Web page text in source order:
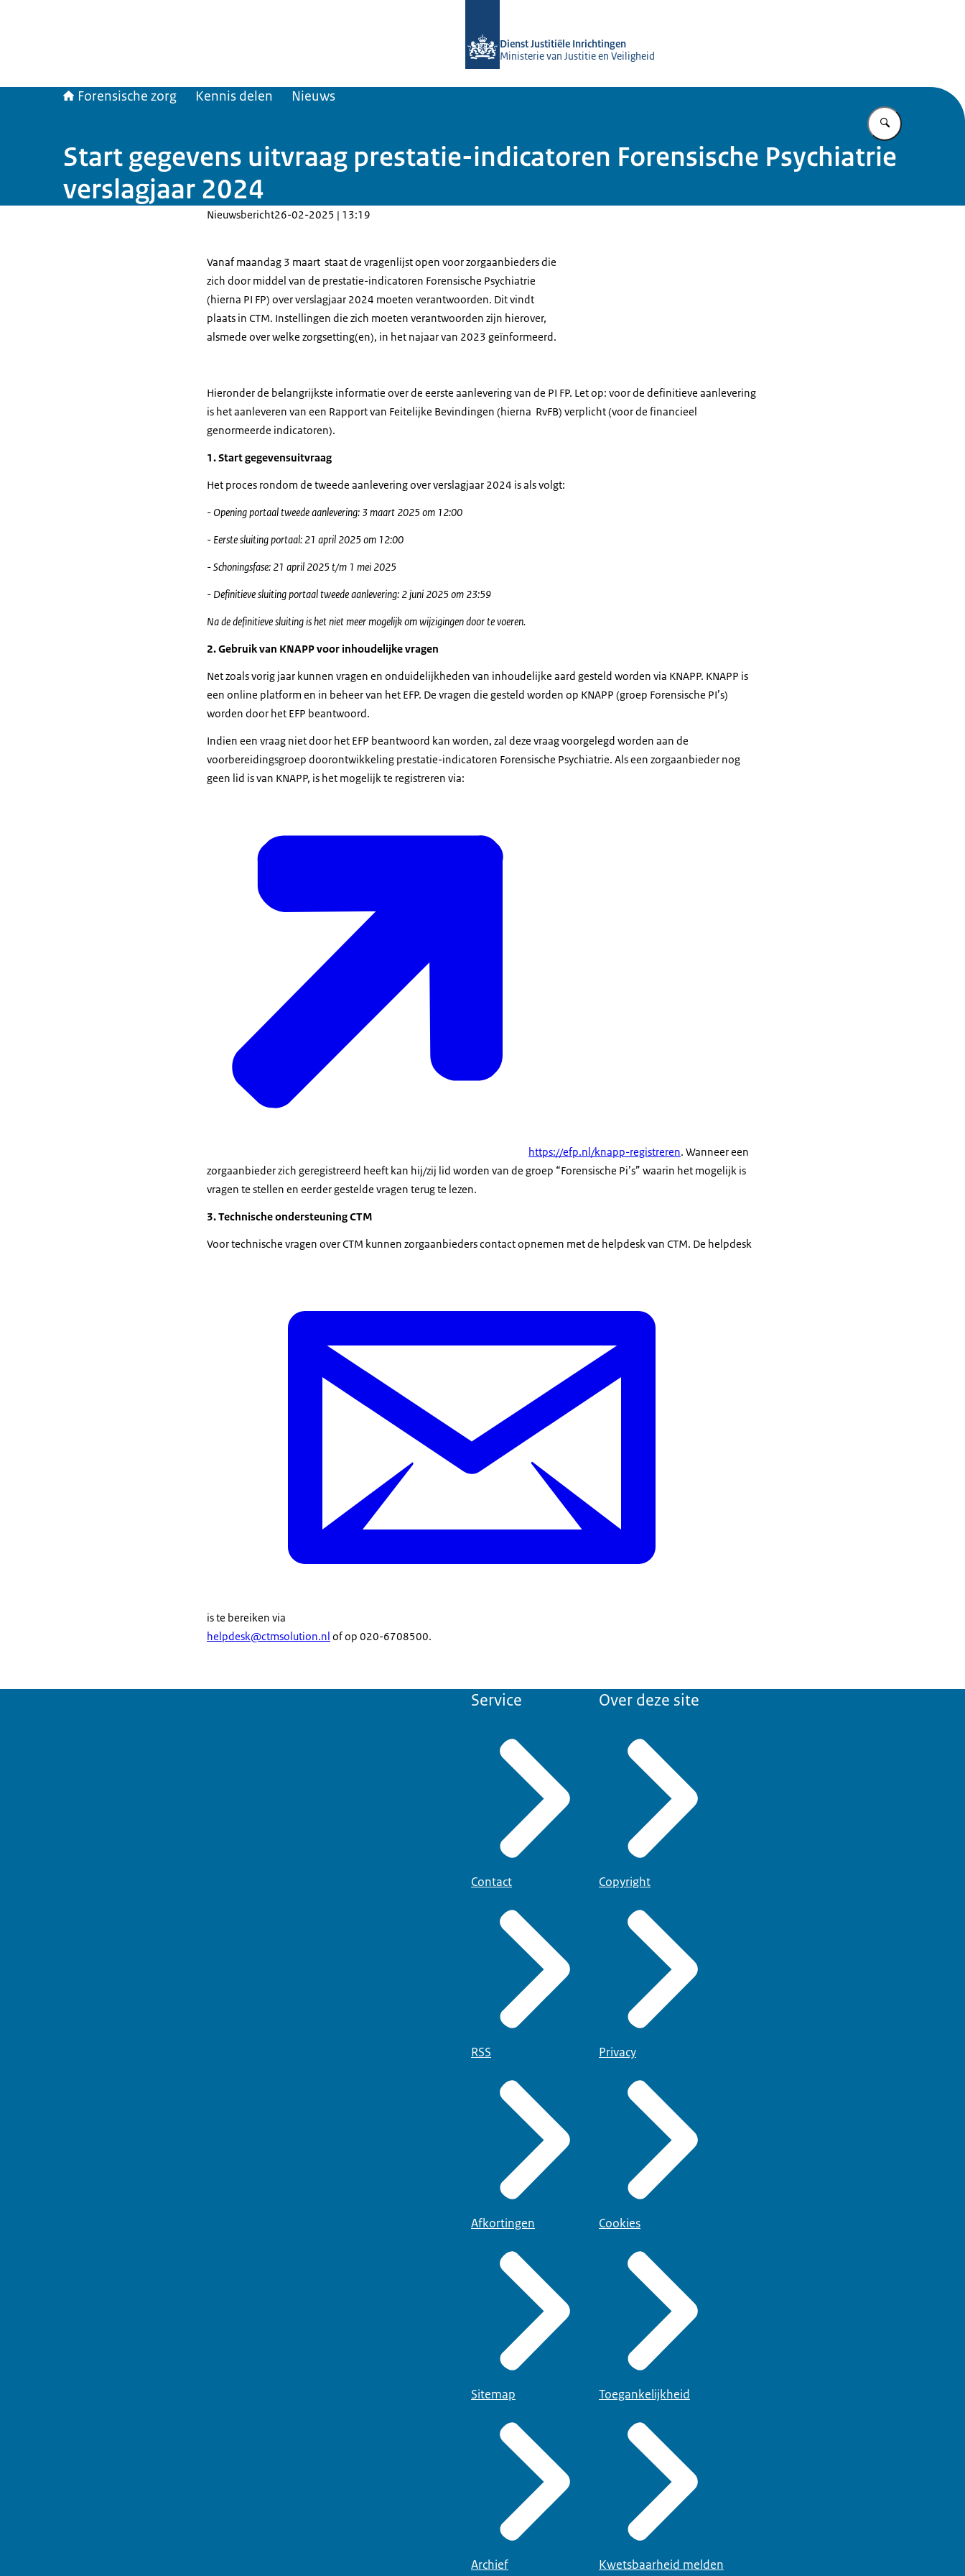
Dienst Justitiële Inrichtingen
Ministerie van Justitie en Veiligheid
Forensische zorg Kennis delen Nieuws
Vul in wat u
Start gegevens uitvraag prestatie-indicatoren Forensische Psychiatrie
verslagjaar 2024
Nieuwsbericht26-02-2025 | 13:19
Vanaf maandag 3 maart staat de vragenlijst open voor zorgaanbieders die
zich door middel van de prestatie-indicatoren Forensische Psychiatrie
(hierna PI FP) over verslagjaar 2024 moeten verantwoorden. Dit vindt
plaats in CTM. Instellingen die zich moeten verantwoorden zijn hierover,
alsmede over welke zorgsetting(en), in het najaar van 2023 geïnformeerd.
Hieronder de belangrijkste informatie over de eerste aanlevering van de PI FP. Let op: voor de definitieve aanlevering
is het aanleveren van een Rapport van Feitelijke Bevindingen (hierna RvFB) verplicht (voor de financieel
genormeerde indicatoren).
1. Start gegevensuitvraag
Het proces rondom de tweede aanlevering over verslagjaar 2024 is als volgt:
- Opening portaal tweede aanlevering: 3 maart 2025 om 12:00
- Eerste sluiting portaal: 21 april 2025 om 12:00
- Schoningsfase: 21 april 2025 t/m 1 mei 2025
- Definitieve sluiting portaal tweede aanlevering: 2 juni 2025 om 23:59
Na de definitieve sluiting is het niet meer mogelijk om wijzigingen door te voeren.
2. Gebruik van KNAPP voor inhoudelijke vragen
Net zoals vorig jaar kunnen vragen en onduidelijkheden van inhoudelijke aard gesteld worden via KNAPP. KNAPP is
een online platform en in beheer van het EFP. De vragen die gesteld worden op KNAPP (groep Forensische PI’s)
worden door het EFP beantwoord.
Indien een vraag niet door het EFP beantwoord kan worden, zal deze vraag voorgelegd worden aan de
voorbereidingsgroep doorontwikkeling prestatie-indicatoren Forensische Psychiatrie. Als een zorgaanbieder nog
geen lid is van KNAPP, is het mogelijk te registreren via:
https://efp.nl/knapp-registreren. Wanneer een
zorgaanbieder zich geregistreerd heeft kan hij/zij lid worden van de groep “Forensische Pi’s” waarin het mogelijk is
vragen te stellen en eerder gestelde vragen terug te lezen.
3. Technische ondersteuning CTM
Voor technische vragen over CTM kunnen zorgaanbieders contact opnemen met de helpdesk van CTM. De helpdesk
is te bereiken via
helpdesk@ctmsolution.nl of op 020-6708500.
Service
Contact
RSS
Afkortingen
Sitemap
Archief
Over deze site
Copyright
Privacy
Cookies
Toegankelijkheid
Kwetsbaarheid melden